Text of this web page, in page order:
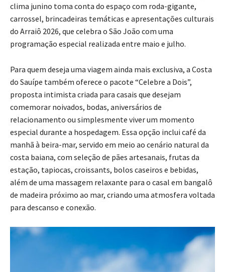
clima junino toma conta do espaço com roda-gigante,
carrossel, brincadeiras temáticas e apresentações culturais
do Arraiô 2026, que celebra o São João com uma
programação especial realizada entre maio e julho.
Para quem deseja uma viagem ainda mais exclusiva, a Costa
do Sauípe também oferece o pacote “Celebre a Dois”,
proposta intimista criada para casais que desejam
comemorar noivados, bodas, aniversários de
relacionamento ou simplesmente viver um momento
especial durante a hospedagem. Essa opção inclui café da
manhã à beira-mar, servido em meio ao cenário natural da
costa baiana, com seleção de pães artesanais, frutas da
estação, tapiocas, croissants, bolos caseiros e bebidas,
além de uma massagem relaxante para o casal em bangalô
de madeira próximo ao mar, criando uma atmosfera voltada
para descanso e conexão.